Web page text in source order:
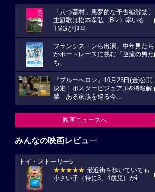
「八つ墓村」悪夢的な予告編解禁、
主題歌は松本孝弘（B’z）率いる
TMGが担当
フランシス・ンら出演。中年男たち
がボートレースに挑む「逆流の男た
ち」
『ブルーヘロン』10月23日(金)公開
決定！ポスタービジュアル&特報解
禁―ある家族を巡る今...
映画ニュースへ
みんなの映画レビュー
トイ・ストーリー5
★★★★★ 最近街を歩いていても
小さい子（特に3、4歳児）がi...